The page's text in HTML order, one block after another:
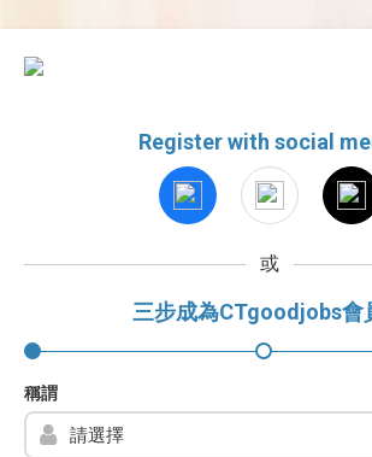
Register with social
或
三步成為CTgoodjobs會
稱謂